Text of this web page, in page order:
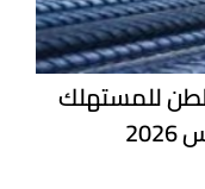
للمستهلك